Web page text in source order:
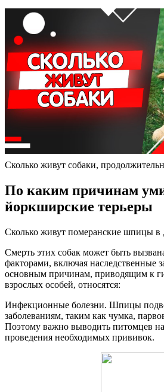
Сколько живут собаки,
По каким причинам
йоркширские терьеры
Сколько живут померанские шпицы в
Смерть этих собак может быть
факторами, включая наследственные
основным причинам, приводящим к
взрослых особей, относятся:
Инфекционные болезни. Шпицы
заболеваниям, таким как чумка,
Поэтому важно выводить питомцев на
проведения необходимых прививок.